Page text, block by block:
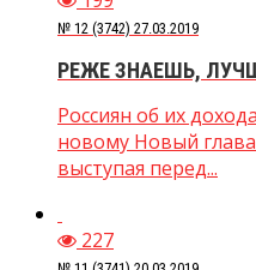
№ 12 (3742) 27.03.2019
РЕЖЕ ЗНАЕШЬ,
Россиян об их
новому Новый
выступая перед...
227